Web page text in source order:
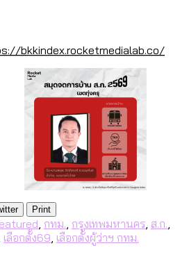
การเลือกตั้งชวนคุยกันถึงบท
รับจากเลือกตั้ง กรุงเทพฯ –
จแค่ไหน ในการแก้ปัญหาให้คน
กรุงเทพฯ
ทม. ที่ยังถูกนำไปทิ้งที่
นครปฐม และล่าสุดที่กาญจนบุรี
-ป้องกันน้ำท่วม 4 ปี (2566-
ทม. ในยุคชัชชาติ ลงเขตไหน
ชังที่ขายได้ : สำรวจ Hate
ผลิตซ้ำผ่านวิดีโอ AI ในช่วง
ไทย-กัมพูชา
องคอนเสิร์ต : สำรวจ
ฟนมีตติ้งในไทยจำนวน 526
2024
ปอด [ข้อมูลดิบ]
ฐกิจในกรุงเทพฯ ผ่าน
2025
าณรายเขตในกรุงเทพฯ
Index 2025
สูงอายุไทย : 6 จังหวัดเป็น
ะดับสุดยอด และ 64 จังหวัดที่
องสังคมผู้สูงอายุ [ข้อมูลดิบ]
งสังคมผู้สูงอายุ : 36 เขตมี
คนเกิด 18 เขตเป็นสังคมผู้
ยุไทย [ข้อมูลดิบ]
ไหม้ในกรุงเทพฯ 2568
ละกฎหมายสมรสเท่าเทียม
2022
bkkindex.rocketmedialab.co/
Print
กทม. กรุงเทพมหานคร ส.ก.
เลือกตั้ง69 เลือกตั้งผู้ว่าฯ กทม.